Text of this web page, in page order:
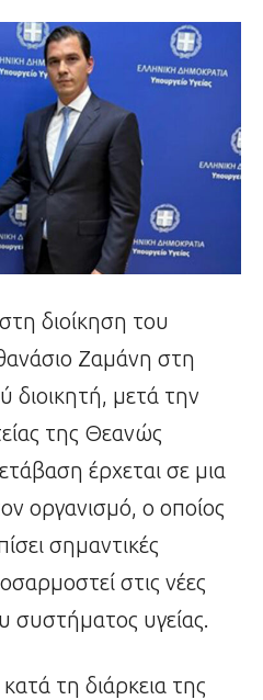
διοίκηση του
Ζαμάνη στη
μετά την
της Θεανώς
έρχεται σε μια
οργανισμό, ο οποίος
σημαντικές
στις νέες
συστήματος υγείας.
τη διάρκεια της